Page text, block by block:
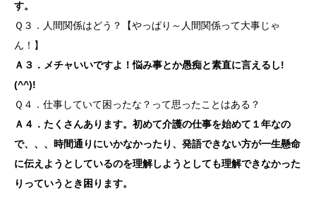
す。
Ｑ３．人間関係はどう？【やっぱり～人間関係って大事じゃ
ん！】
Ａ３．メチャいいですよ！悩み事とか愚痴と素直に言えるし!
(^^)!
Ｑ４．仕事していて困ったな？って思ったことはある？
Ａ４．たくさんあります。初めて介護の仕事を始めて１年なの
で、、、時間通りにいかなかったり、発語できない方が一生懸命
に伝えようとしているのを理解しようとしても理解できなかった
りっていうとき困ります。